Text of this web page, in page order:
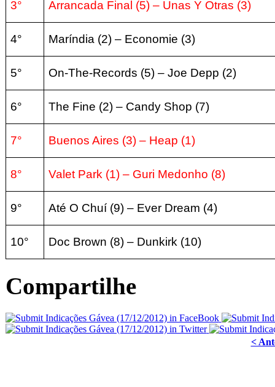
3° Arrancada Final (5) – Unas Y Otras (3)
4° Maríndia (2) – Economie (3)
5° On-The-Records (5) – Joe Depp (2)
6° The Fine (2) – Candy Shop (7)
7° Buenos Aires (3) – Heap (1)
8° Valet Park (1) – Guri Medonho (8)
9° Até O Chuí (9) – Ever Dream (4)
10° Doc Brown (8) – Dunkirk (10)
Compartilhe
<